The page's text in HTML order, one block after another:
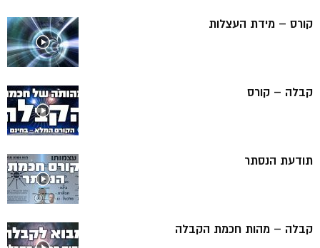
קורס – מידת העצלות
קבלה – קורס
תודעת הנסתר
קבלה – מהות חכמת הקבלה